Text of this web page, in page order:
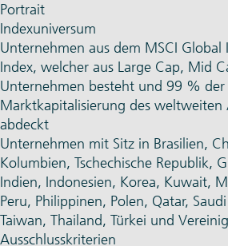
Portrait
Indexuniversum
Unternehmen aus dem MSCI Global
Index, welcher aus Large Cap, Mid
Unternehmen besteht und 99 % der
Marktkapitalisierung des weltweiten
abdeckt
Unternehmen mit Sitz in Brasilien,
Kolumbien, Tschechische Republik,
Indien, Indonesien, Korea, Kuwait,
Peru, Philippinen, Polen, Qatar,
Taiwan, Thailand, Türkei und
Ausschlusskriterien